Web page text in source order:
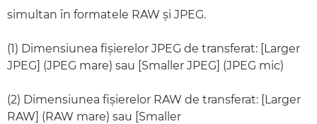
simultan în formatele RAW şi JPEG.
(1) Dimensiunea fişierelor JPEG de transferat: [Larger
JPEG] (JPEG mare) sau [Smaller JPEG] (JPEG mic)
(2) Dimensiunea fişierelor RAW de transferat: [Larger
RAW] (RAW mare) sau [Smaller